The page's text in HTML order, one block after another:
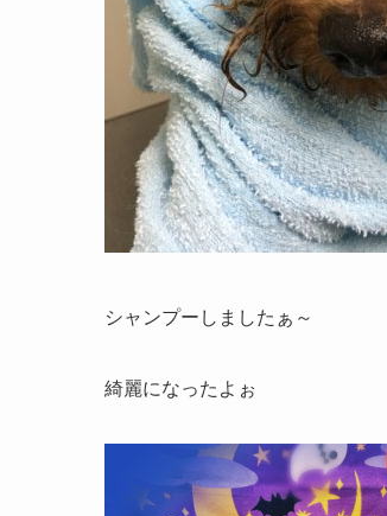
シャンプーしましたぁ～
綺麗になったよぉ